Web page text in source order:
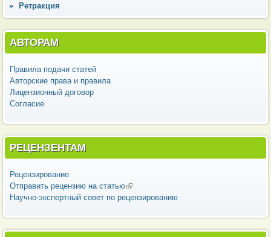
Ретракция
АВТОРАМ
Правила подачи статей
Авторские права и правила
Лицензионный договор
Согласие
РЕЦЕНЗЕНТАМ
Рецензирование
Отправить рецензию на статью(внешняя ссылка)
Научно-экспертный совет по рецензированию